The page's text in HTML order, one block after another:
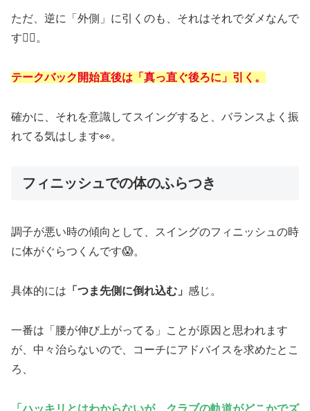
ただ、逆に「外側」に引くのも、それはそれでダメなんで
す🙅‍♂️。
テークバック開始直後は「真っ直ぐ後ろに」引く。
確かに、それを意識してスイングすると、バランスよく振
れてる気はします👀。
フィニッシュでの体のふらつき
調子が悪い時の傾向として、スイングのフィニッシュの時
に体がぐらつくんです😱。
具体的には 「つま先側に倒れ込む」 感じ。
一番は「腰が伸び上がってる」ことが原因と思われます
が、中々治らないので、コーチにアドバイスを求めたとこ
ろ、
「ハッキリとはわからないが、クラブの軌道がどこかでズ